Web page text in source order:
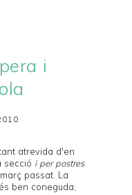
i
atrevida d'en
secció i per postres
passat. La
ben coneguda,